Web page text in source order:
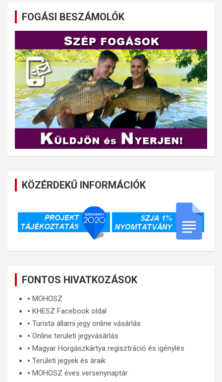
FOGÁSI BESZÁMOLÓK
KÖZÉRDEKŰ INFORMÁCIÓK
FONTOS HIVATKOZÁSOK
🞄 MOHOSZ
🞄 KHESZ Facebook oldal
🞄 Turista állami jegy online vásárlás
🞄 Online területi jegyvásárlás
🞄 Magyar Horgászkártya regisztráció és igénylés
🞄 Területi jegyek és áraik
🞄 MOHOSZ éves versenynaptár